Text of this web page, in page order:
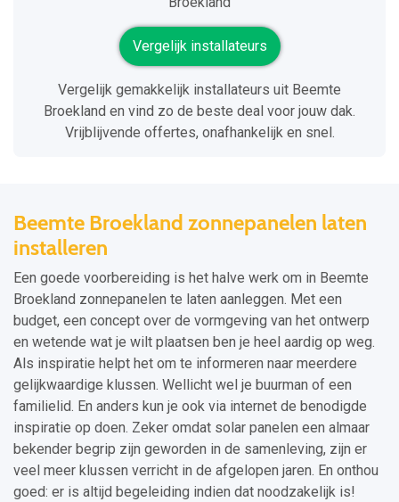
Vergelijk installateurs
Vergelijk gemakkelijk installateurs uit Beemte
Broekland en vind zo de beste deal voor jouw dak.
Vrijblijvende offertes, onafhankelijk en snel.
Beemte Broekland zonnepanelen laten
installeren
Een goede voorbereiding is het halve werk om in Beemte
Broekland zonnepanelen te laten aanleggen. Met een
budget, een concept over de vormgeving van het ontwerp
en wetende wat je wilt plaatsen ben je heel aardig op weg.
Als inspiratie helpt het om te informeren naar meerdere
gelijkwaardige klussen. Wellicht wel je buurman of een
familielid. En anders kun je ook via internet de benodigde
inspiratie op doen. Zeker omdat solar panelen een almaar
bekender begrip zijn geworden in de samenleving, zijn er
veel meer klussen verricht in de afgelopen jaren. En onthou
goed: er is altijd begeleiding indien dat noodzakelijk is!